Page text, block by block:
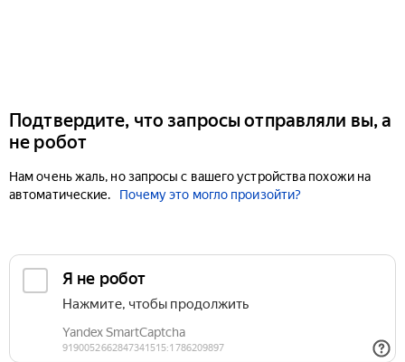
Подтвердите, что запросы отправляли вы, а
не робот
Нам очень жаль, но запросы с вашего устройства похожи на
автоматические.
Почему это могло произойти?